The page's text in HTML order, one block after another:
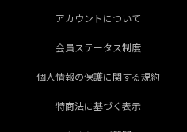
アカウントについて
会員ステータス制度
個人情報の保護に関する規約
特商法に基づく表示